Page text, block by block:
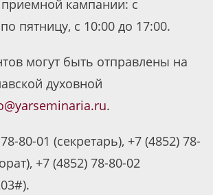
кампании: с
пятницу, с 10:00 до 17:00.
могут быть отправлены на
духовной
.
80-01 (секретарь), +7 (4852) 78-
+7 (4852) 78-80-02